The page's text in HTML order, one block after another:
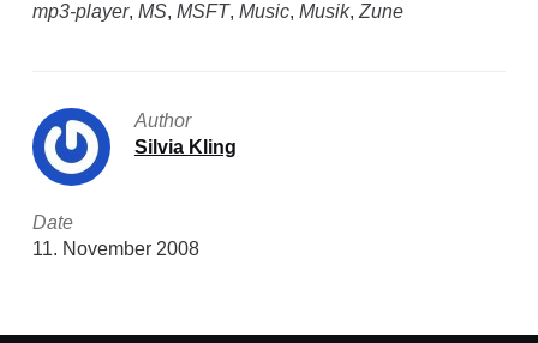
mp3-player, MS, MSFT, Music, Musik, Zune
Author
Silvia Kling
Date
11. November 2008